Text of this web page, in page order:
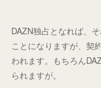
DAZN独占となれば、
ことになりますが、契
われます。もちろん
られますが。